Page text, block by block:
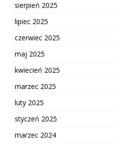
sierpień 2025
lipiec 2025
czerwiec 2025
maj 2025
kwiecień 2025
marzec 2025
luty 2025
styczeń 2025
marzec 2024